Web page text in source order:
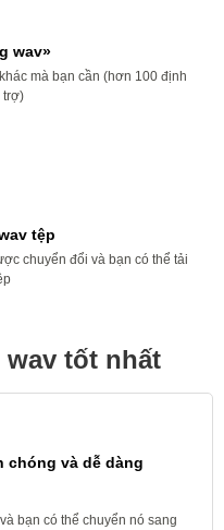
wav»
mà bạn cần (hơn 100 định
trợ)
tệp
chuyển đổi và bạn có thể tải
tốt nhất
chóng và dễ dàng
bạn có thể chuyển nó sang